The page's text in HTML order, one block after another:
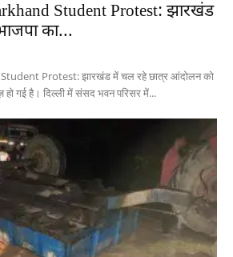
Student Protest: झारखंड
का...
Protest: झारखंड में चल रहे छात्र आंदोलन को
हो गई है। दिल्ली में संसद भवन परिसर में...